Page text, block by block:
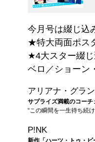
今月号は綴じ込
★特大両面ポス
★4大スター綴じ
ベロ／ショーン
アリアナ・グラ
サプライズ満載のコーチ
“この瞬間を一生待ち続
P!NK
新作「ハーツ・トゥ・